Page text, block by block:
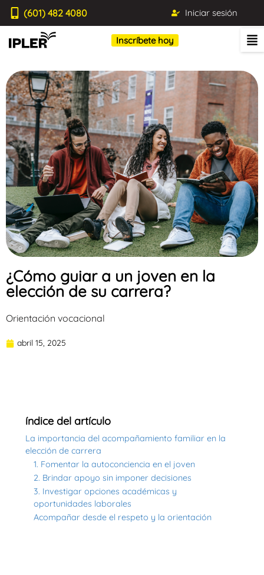
(601) 482 4080 Iniciar sesión
Inscríbete hoy
¿Cómo guiar a un joven en la
elección de su carrera?
Orientación vocacional
abril 15, 2025
índice del artículo
La importancia del acompañamiento familiar en la
elección de carrera
1. Fomentar la autoconciencia en el joven
2. Brindar apoyo sin imponer decisiones
3. Investigar opciones académicas y
oportunidades laborales
Acompañar desde el respeto y la orientación